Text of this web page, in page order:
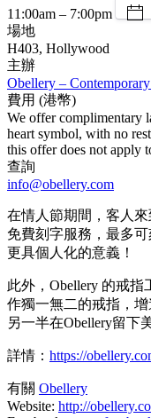
11:00am – 7:00pm
場地
H403, Hollywood
主辦
Obellery –
費用 (港幣)
We offer complimentary
heart symbol, with no
this offer does not apply
查詢
info@obellery.com
在情人節期間，客人
免費刻字服務，最多
更具個人化的意義！
此外，Obellery 的戒
作獨一無二的戒指，
另一半在Obellery留下
詳情： https://
有關 Obellery
Website: http://